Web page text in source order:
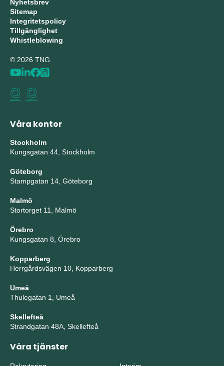
Nyhetsbrev
Sitemap
Integritetspolicy
Tillgänglighet
Whistleblowing
© 2026 TNG
Våra kontor
Stockholm
Kungsgatan 44, Stockholm
Göteborg
Stampgatan 14, Göteborg
Malmö
Stortorget 11, Malmö
Örebro
Kungsgatan 8, Örebro
Kopparberg
Herrgårdsvägen 10, Kopparberg
Umeå
Thulegatan 1, Umeå
Skellefteå
Strandgatan 48A, Skellefteå
Våra tjänster